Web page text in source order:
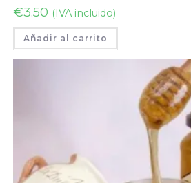
€3.50 (IVA incluido)
Añadir al carrito